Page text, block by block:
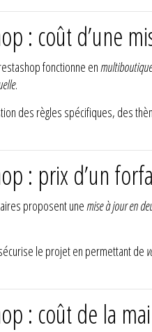
: coût d’une
fonctionne enmultiboutique
.
des règles spécifiques, des
: prix d’un
proposent unemise à jour en
le projet en permettant de
: coût de la